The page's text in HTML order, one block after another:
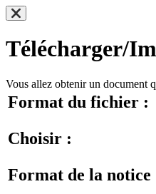
Télécharger/
Vous allez obtenir un document
Format du fichier :
Choisir :
Format de la notice